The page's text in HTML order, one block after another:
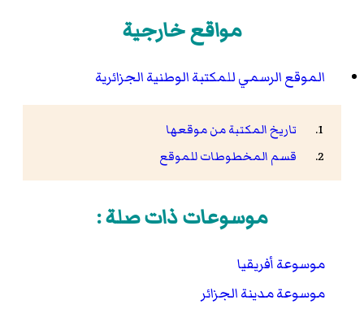
مواقع خارجية
الموقع الرسمي للمكتبة الوطنية الجزائرية
تاريخ المكتبة من موقعها
قسم المخطوطات للموقع
موسوعات ذات صلة :
موسوعة أفريقيا
موسوعة مدينة الجزائر